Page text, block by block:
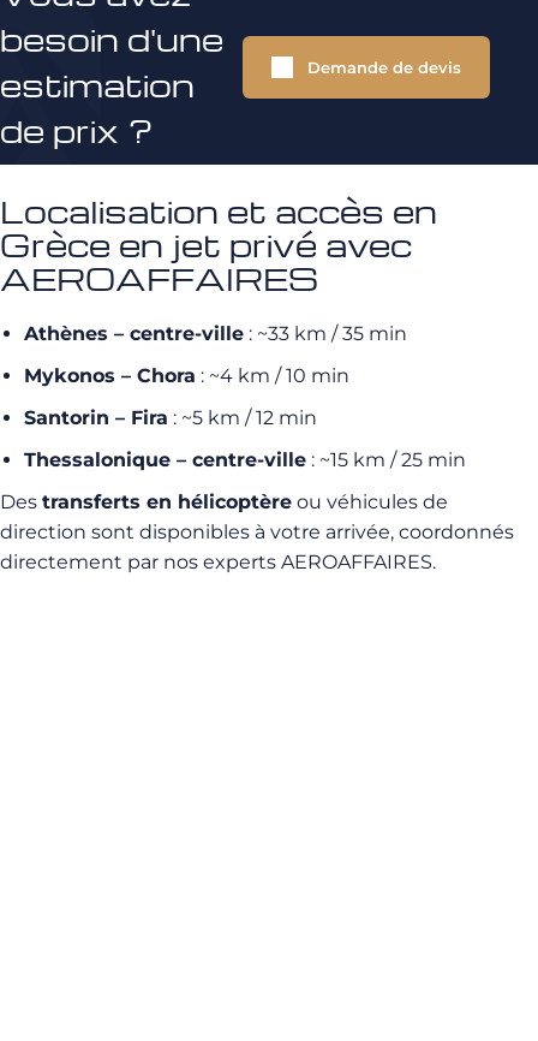
besoin d'une
estimation
de prix ?
Demande de devis
Localisation et accès en
Grèce en jet privé avec
AEROAFFAIRES
Athènes – centre-ville : ~33 km / 35 min
Mykonos – Chora : ~4 km / 10 min
Santorin – Fira : ~5 km / 12 min
Thessalonique – centre-ville : ~15 km / 25 min
Des transferts en hélicoptère ou véhicules de
direction sont disponibles à votre arrivée, coordonnés
directement par nos experts AEROAFFAIRES.